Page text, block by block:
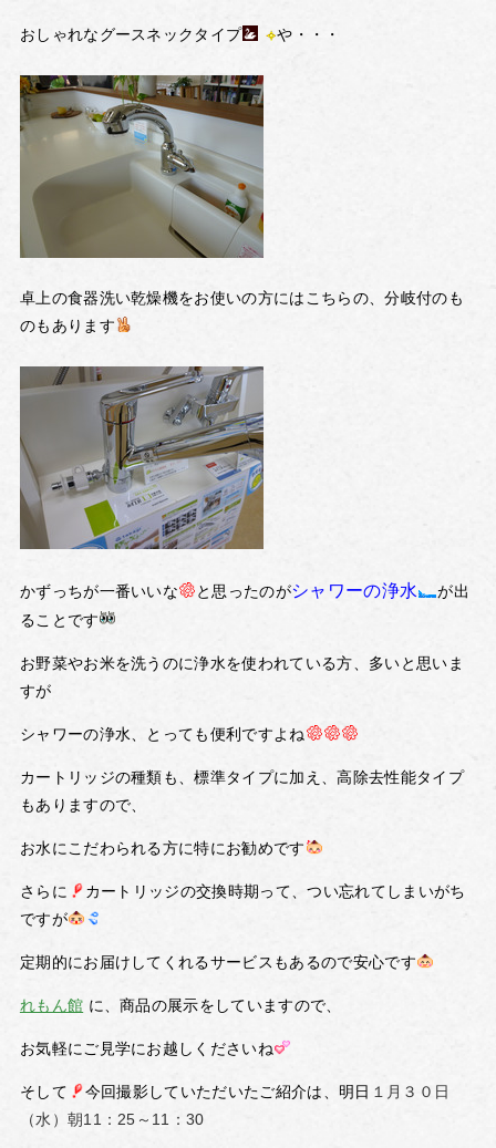
おしゃれなグースネックタイプ や・・・
卓上の食器洗い乾燥機をお使いの方にはこちらの、分岐付のも
のもあります
かずっちが一番いいな と思ったのがシャワーの浄水
が出
ることです
お野菜やお米を洗うのに浄水を使われている方、多いと思いま
すが
シャワーの浄水、とっても便利ですよね
カートリッジの種類も、標準タイプに加え、高除去性能タイプ
もありますので、
お水にこだわられる方に特にお勧めです
さらに
カートリッジの交換時期って、つい忘れてしまいがち
ですが
定期的にお届けしてくれるサービスもあるので安心です
れもん館 に、商品の展示をしていますので、
お気軽にご見学にお越しくださいね
そして 今回撮影していただいたご紹介は、明日 １月３０日
（水）朝11：25～11：30